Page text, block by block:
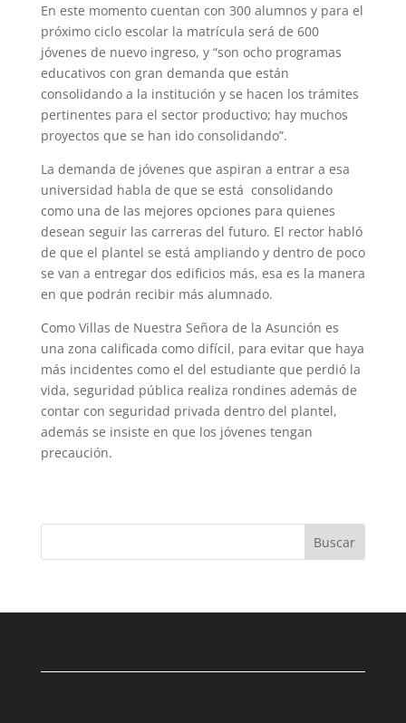
En este momento cuentan con 300 alumnos y para el
próximo ciclo escolar la matrícula será de 600
jóvenes de nuevo ingreso, y “son ocho programas
educativos con gran demanda que están
consolidando a la institución y se hacen los trámites
pertinentes para el sector productivo; hay muchos
proyectos que se han ido consolidando”.
La demanda de jóvenes que aspiran a entrar a esa
universidad habla de que se está consolidando
como una de las mejores opciones para quienes
desean seguir las carreras del futuro. El rector habló
de que el plantel se está ampliando y dentro de poco
se van a entregar dos edificios más, esa es la manera
en que podrán recibir más alumnado.
Como Villas de Nuestra Señora de la Asunción es
una zona calificada como difícil, para evitar que haya
más incidentes como el del estudiante que perdió la
vida, seguridad pública realiza rondines además de
contar con seguridad privada dentro del plantel,
además se insiste en que los jóvenes tengan
precaución.
Buscar